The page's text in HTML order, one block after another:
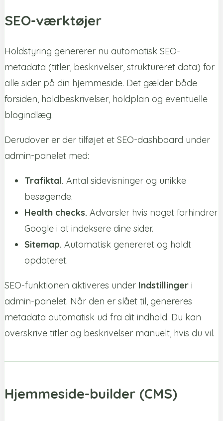
SEO-værktøjer
Holdstyring genererer nu automatisk SEO-
metadata (titler, beskrivelser, struktureret data) for
alle sider på din hjemmeside. Det gælder både
forsiden, holdbeskrivelser, holdplan og eventuelle
blogindlæg.
Derudover er der tilføjet et SEO-dashboard under
admin-panelet med:
Trafiktal. Antal sidevisninger og unikke
besøgende.
Health checks. Advarsler hvis noget forhindrer
Google i at indeksere dine sider.
Sitemap. Automatisk genereret og holdt
opdateret.
SEO-funktionen aktiveres under Indstillinger i
admin-panelet. Når den er slået til, genereres
metadata automatisk ud fra dit indhold. Du kan
overskrive titler og beskrivelser manuelt, hvis du vil.
Hjemmeside-builder (CMS)